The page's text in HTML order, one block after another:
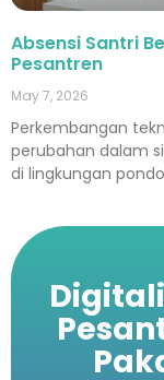
Absensi Santri
Pesantren
May 7, 2026
Perkembangan
perubahan dalam
di lingkungan